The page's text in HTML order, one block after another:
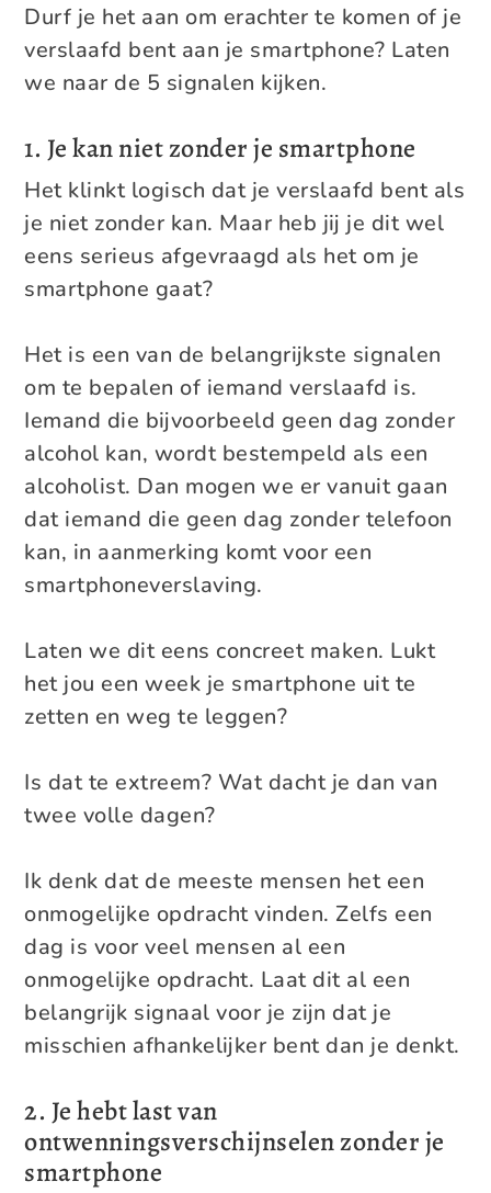
Durf je het aan om erachter te komen of je
verslaafd bent aan je smartphone? Laten
we naar de 5 signalen kijken.
1. Je kan niet zonder je smartphone
Het klinkt logisch dat je verslaafd bent als
je niet zonder kan. Maar heb jij je dit wel
eens serieus afgevraagd als het om je
smartphone gaat?
Het is een van de belangrijkste signalen
om te bepalen of iemand verslaafd is.
Iemand die bijvoorbeeld geen dag zonder
alcohol kan, wordt bestempeld als een
alcoholist. Dan mogen we er vanuit gaan
dat iemand die geen dag zonder telefoon
kan, in aanmerking komt voor een
smartphoneverslaving.
Laten we dit eens concreet maken. Lukt
het jou een week je smartphone uit te
zetten en weg te leggen?
Is dat te extreem? Wat dacht je dan van
twee volle dagen?
Ik denk dat de meeste mensen het een
onmogelijke opdracht vinden. Zelfs een
dag is voor veel mensen al een
onmogelijke opdracht. Laat dit al een
belangrijk signaal voor je zijn dat je
misschien afhankelijker bent dan je denkt.
2. Je hebt last van
ontwenningsverschijnselen zonder je
smartphone